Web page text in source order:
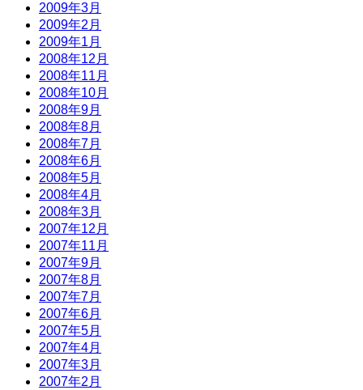
2009年3月
2009年2月
2009年1月
2008年12月
2008年11月
2008年10月
2008年9月
2008年8月
2008年7月
2008年6月
2008年5月
2008年4月
2008年3月
2007年12月
2007年11月
2007年9月
2007年8月
2007年7月
2007年6月
2007年5月
2007年4月
2007年3月
2007年2月